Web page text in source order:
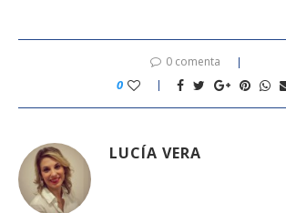
0 comenta
0
LUCÍA VERA